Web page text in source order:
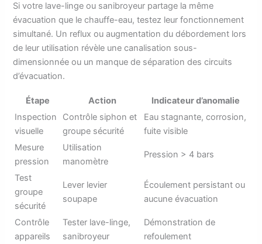
Si votre lave-linge ou sanibroyeur partage la même
évacuation que le chauffe-eau, testez leur fonctionnement
simultané. Un reflux ou augmentation du débordement lors
de leur utilisation révèle une canalisation sous-
dimensionnée ou un manque de séparation des circuits
d’évacuation.
Étape Action
Indicateur d’anomalie
Inspection
visuelle
Contrôle siphon et
groupe sécurité
Eau stagnante, corrosion,
fuite visible
Mesure
pression
Utilisation
manomètre
Pression > 4 bars
Test
groupe
sécurité
Lever levier
soupape
Écoulement persistant ou
aucune évacuation
Contrôle
appareils
Tester lave-linge,
sanibroyeur
Démonstration de
refoulement